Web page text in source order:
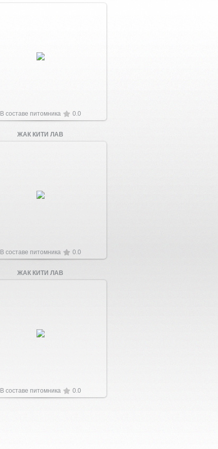
Увеличить
В составе питомника 0.0
ЖАК КИТИ ЛАВ
Увеличить
В составе питомника 0.0
ЖАК КИТИ ЛАВ
Увеличить
В составе питомника 0.0